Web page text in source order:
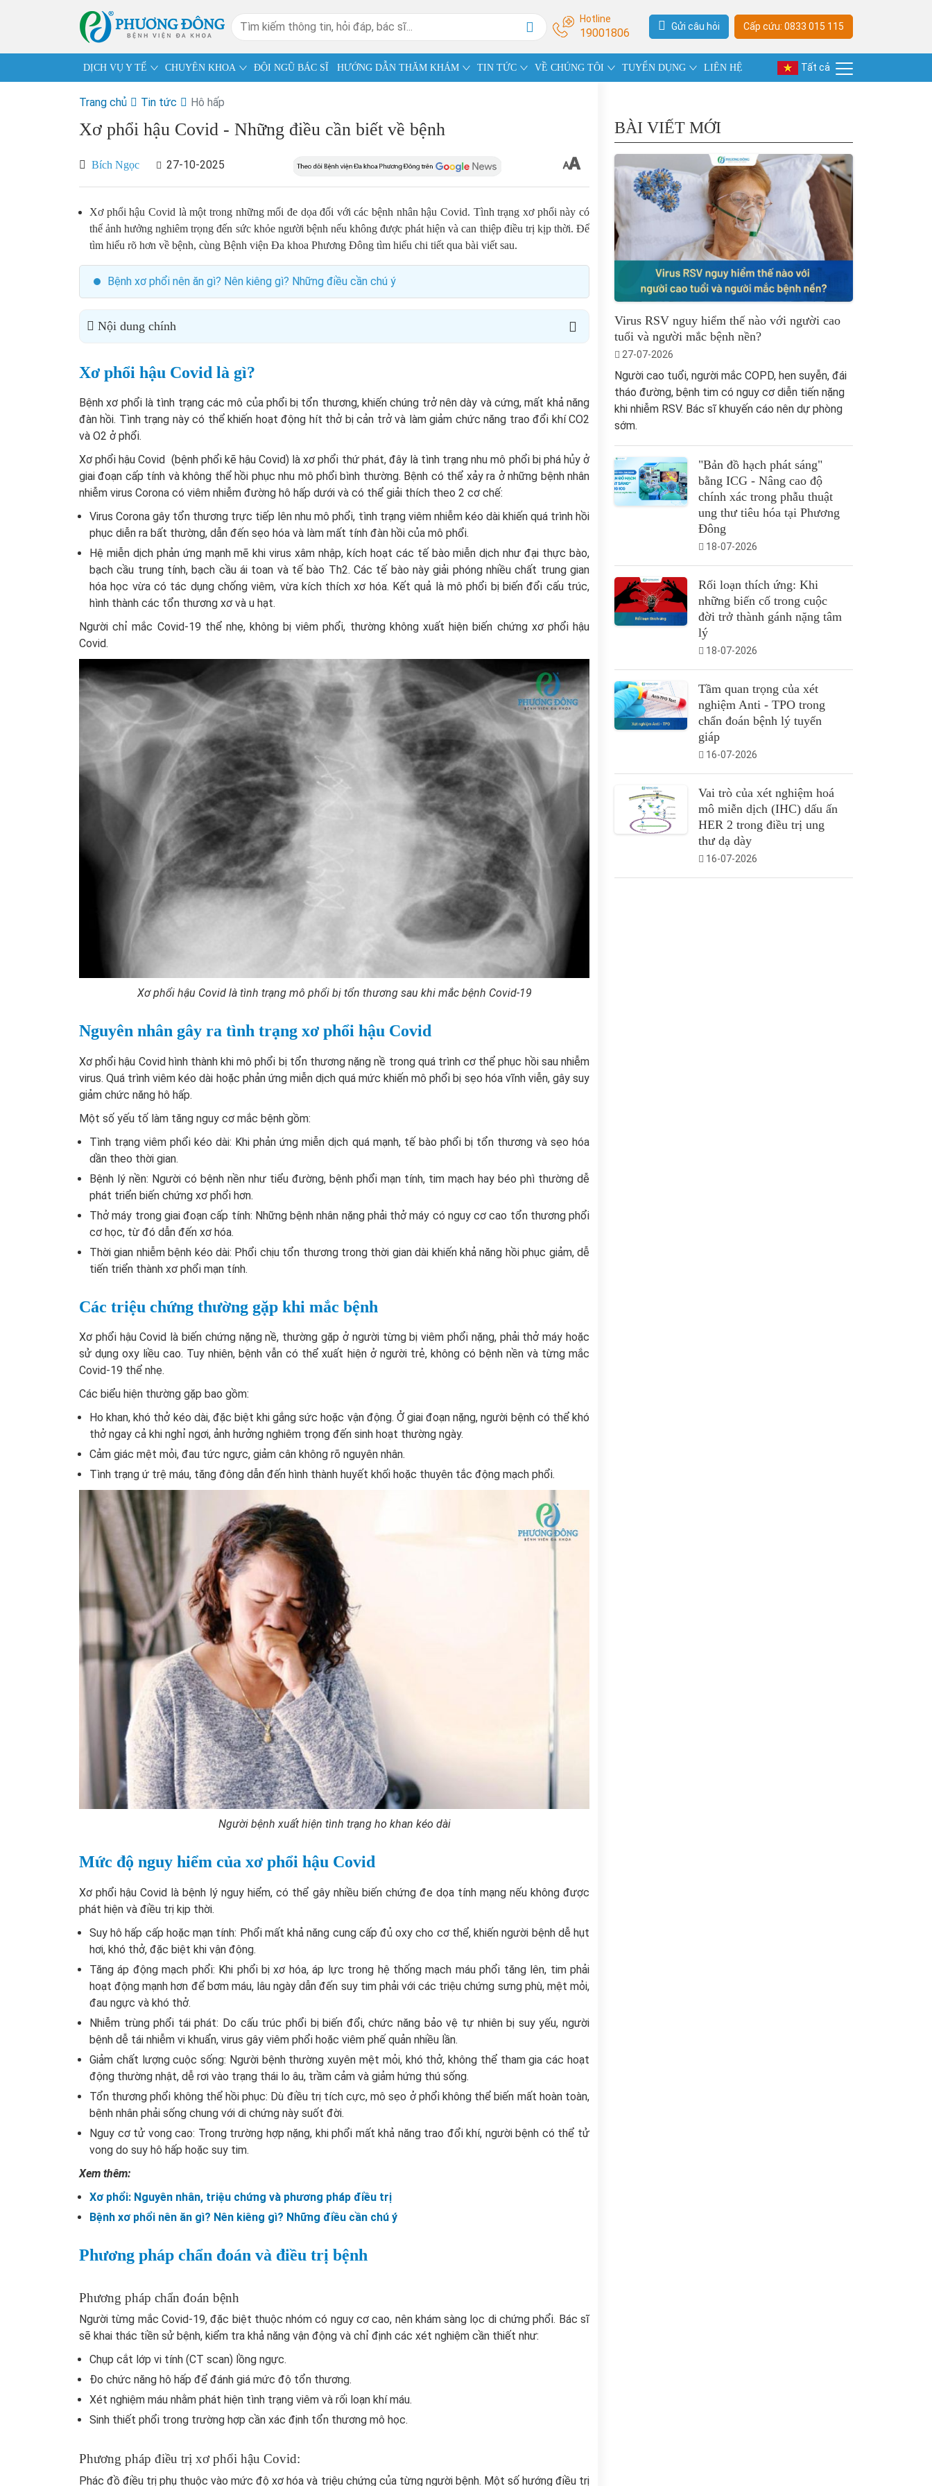
Hotline
19001806 Gửi câu hỏi Cấp cứu: 0833 015 115
DỊCH VỤ Y TẾ CHUYÊN KHOA ĐỘI NGŨ BÁC SĨ HƯỚNG DẪN THĂM KHÁM TIN TỨC VỀ CHÚNG TÔI TUYỂN DỤNG LIÊN HỆ Tất cả
Trang chủ Tin tức Hô hấp
Xơ phổi hậu Covid - Những điều cần biết về bệnh
Bích Ngọc 27-10-2025
Xơ phổi hậu Covid là một trong những mối đe dọa đối với các bệnh nhân hậu Covid. Tình trạng xơ phổi này có
thể ảnh hưởng nghiêm trọng đến sức khỏe người bệnh nếu không được phát hiện và can thiệp điều trị kịp thời. Để
tìm hiểu rõ hơn về bệnh, cùng Bệnh viện Đa khoa Phương Đông tìm hiểu chi tiết qua bài viết sau.
Bệnh xơ phổi nên ăn gì? Nên kiêng gì? Những điều cần chú ý
Nội dung chính
Xơ phổi hậu Covid là gì?
Bệnh xơ phổi là tình trạng các mô của phổi bị tổn thương, khiến chúng trở nên dày và cứng, mất khả năng
đàn hồi. Tình trạng này có thể khiến hoạt động hít thở bị cản trở và làm giảm chức năng trao đổi khí CO2
và O2 ở phổi.
Xơ phổi hậu Covid (bệnh phổi kẽ hậu Covid) là xơ phổi thứ phát, đây là tình trạng nhu mô phổi bị phá hủy ở
giai đoạn cấp tính và không thể hồi phục nhu mô phổi bình thường. Bệnh có thể xảy ra ở những bệnh nhân
nhiễm virus Corona có viêm nhiễm đường hô hấp dưới và có thể giải thích theo 2 cơ chế:
Virus Corona gây tổn thương trực tiếp lên nhu mô phổi, tình trạng viêm nhiễm kéo dài khiến quá trình hồi
phục diễn ra bất thường, dẫn đến sẹo hóa và làm mất tính đàn hồi của mô phổi.
Hệ miễn dịch phản ứng mạnh mẽ khi virus xâm nhập, kích hoạt các tế bào miễn dịch như đại thực bào,
bạch cầu trung tính, bạch cầu ái toan và tế bào Th2. Các tế bào này giải phóng nhiều chất trung gian
hóa học vừa có tác dụng chống viêm, vừa kích thích xơ hóa. Kết quả là mô phổi bị biến đổi cấu trúc,
hình thành các tổn thương xơ và u hạt.
Người chỉ mắc Covid-19 thể nhẹ, không bị viêm phổi, thường không xuất hiện biến chứng xơ phổi hậu
Covid.
Xơ phổi hậu Covid là tình trạng mô phổi bị tổn thương sau khi mắc bệnh Covid-19
Nguyên nhân gây ra tình trạng xơ phổi hậu Covid
Xơ phổi hậu Covid hình thành khi mô phổi bị tổn thương nặng nề trong quá trình cơ thể phục hồi sau nhiễm
virus. Quá trình viêm kéo dài hoặc phản ứng miễn dịch quá mức khiến mô phổi bị sẹo hóa vĩnh viễn, gây suy
giảm chức năng hô hấp.
Một số yếu tố làm tăng nguy cơ mắc bệnh gồm:
Tình trạng viêm phổi kéo dài: Khi phản ứng miễn dịch quá mạnh, tế bào phổi bị tổn thương và sẹo hóa
dần theo thời gian.
Bệnh lý nền: Người có bệnh nền như tiểu đường, bệnh phổi mạn tính, tim mạch hay béo phì thường dễ
phát triển biến chứng xơ phổi hơn.
Thở máy trong giai đoạn cấp tính: Những bệnh nhân nặng phải thở máy có nguy cơ cao tổn thương phổi
cơ học, từ đó dẫn đến xơ hóa.
Thời gian nhiễm bệnh kéo dài: Phổi chịu tổn thương trong thời gian dài khiến khả năng hồi phục giảm, dễ
tiến triển thành xơ phổi mạn tính.
Các triệu chứng thường gặp khi mắc bệnh
Xơ phổi hậu Covid là biến chứng nặng nề, thường gặp ở người từng bị viêm phổi nặng, phải thở máy hoặc
sử dụng oxy liều cao. Tuy nhiên, bệnh vẫn có thể xuất hiện ở người trẻ, không có bệnh nền và từng mắc
Covid-19 thể nhẹ.
Các biểu hiện thường gặp bao gồm:
Ho khan, khó thở kéo dài, đặc biệt khi gắng sức hoặc vận động. Ở giai đoạn nặng, người bệnh có thể khó
thở ngay cả khi nghỉ ngơi, ảnh hưởng nghiêm trọng đến sinh hoạt thường ngày.
Cảm giác mệt mỏi, đau tức ngực, giảm cân không rõ nguyên nhân.
Tình trạng ứ trệ máu, tăng đông dẫn đến hình thành huyết khối hoặc thuyên tắc động mạch phổi.
Người bệnh xuất hiện tình trạng ho khan kéo dài
Mức độ nguy hiểm của xơ phổi hậu Covid
Xơ phổi hậu Covid là bệnh lý nguy hiểm, có thể gây nhiều biến chứng đe dọa tính mạng nếu không được
phát hiện và điều trị kịp thời.
Suy hô hấp cấp hoặc mạn tính: Phổi mất khả năng cung cấp đủ oxy cho cơ thể, khiến người bệnh dễ hụt
hơi, khó thở, đặc biệt khi vận động.
Tăng áp động mạch phổi: Khi phổi bị xơ hóa, áp lực trong hệ thống mạch máu phổi tăng lên, tim phải
hoạt động mạnh hơn để bơm máu, lâu ngày dẫn đến suy tim phải với các triệu chứng sưng phù, mệt mỏi,
đau ngực và khó thở.
Nhiễm trùng phổi tái phát: Do cấu trúc phổi bị biến đổi, chức năng bảo vệ tự nhiên bị suy yếu, người
bệnh dễ tái nhiễm vi khuẩn, virus gây viêm phổi hoặc viêm phế quản nhiều lần.
Giảm chất lượng cuộc sống: Người bệnh thường xuyên mệt mỏi, khó thở, không thể tham gia các hoạt
động thường nhật, dễ rơi vào trạng thái lo âu, trầm cảm và giảm hứng thú sống.
Tổn thương phổi không thể hồi phục: Dù điều trị tích cực, mô sẹo ở phổi không thể biến mất hoàn toàn,
bệnh nhân phải sống chung với di chứng này suốt đời.
Nguy cơ tử vong cao: Trong trường hợp nặng, khi phổi mất khả năng trao đổi khí, người bệnh có thể tử
vong do suy hô hấp hoặc suy tim.
Xem thêm:
Xơ phổi: Nguyên nhân, triệu chứng và phương pháp điều trị
Bệnh xơ phổi nên ăn gì? Nên kiêng gì? Những điều cần chú ý
Phương pháp chẩn đoán và điều trị bệnh
Phương pháp chẩn đoán bệnh
Người từng mắc Covid-19, đặc biệt thuộc nhóm có nguy cơ cao, nên khám sàng lọc di chứng phổi. Bác sĩ
sẽ khai thác tiền sử bệnh, kiểm tra khả năng vận động và chỉ định các xét nghiệm cần thiết như:
Chụp cắt lớp vi tính (CT scan) lồng ngực.
Đo chức năng hô hấp để đánh giá mức độ tổn thương.
Xét nghiệm máu nhằm phát hiện tình trạng viêm và rối loạn khí máu.
Sinh thiết phổi trong trường hợp cần xác định tổn thương mô học.
Phương pháp điều trị xơ phổi hậu Covid:
Phác đồ điều trị phụ thuộc vào mức độ xơ hóa và triệu chứng của từng người bệnh. Một số hướng điều trị
BÀI VIẾT MỚI
Virus RSV nguy hiểm thế nào với người cao
tuổi và người mắc bệnh nền?
27-07-2026
Người cao tuổi, người mắc COPD, hen suyễn, đái
tháo đường, bệnh tim có nguy cơ diễn tiến nặng
khi nhiễm RSV. Bác sĩ khuyến cáo nên dự phòng
sớm.
"Bản đồ hạch phát sáng"
bằng ICG - Nâng cao độ
chính xác trong phẫu thuật
ung thư tiêu hóa tại Phương
Đông
18-07-2026
Rối loạn thích ứng: Khi
những biến cố trong cuộc
đời trở thành gánh nặng tâm
lý
18-07-2026
Tầm quan trọng của xét
nghiệm Anti - TPO trong
chẩn đoán bệnh lý tuyến
giáp
16-07-2026
Vai trò của xét nghiệm hoá
mô miễn dịch (IHC) dấu ấn
HER 2 trong điều trị ung
thư dạ dày
16-07-2026